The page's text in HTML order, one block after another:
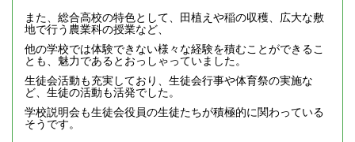
また、総合高校の特色として、田植えや稲の収穫、広大な敷
地で行う農業科の授業など、
他の学校では体験できない様々な経験を積むことができるこ
とも、魅力であるとおっしゃっていました。
生徒会活動も充実しており、生徒会行事や体育祭の実施な
ど、生徒の活動も活発でした。
学校説明会も生徒会役員の生徒たちが積極的に関わっている
そうです。